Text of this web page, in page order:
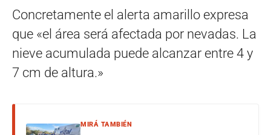
Concretamente el alerta amarillo expresa
que «el área será afectada por nevadas. La
nieve acumulada puede alcanzar entre 4 y
7 cm de altura.»
MIRÁ TAMBIÉN